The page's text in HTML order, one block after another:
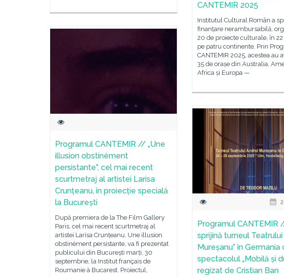
CANTEMIR 2025
Institutul Cultural Român a
finanțare nerambursabilă,
20 de proiecte culturale, în
pe patru continente. Prin
CANTEMIR 2025, acestea au
35 de orașe din Australia,
Africa și Europa —
Programul CANTEMIR // „Une
illusion obstinément
persistante”, cel mai recent
scurtmetraj al artistei Larisa
Crunțeanu, în proiecție specială
la București
După premiera de la The Film Gallery
Paris, cel mai recent scurtmetraj al
artistei Larisa Crunțeanu, Une illusion
obstinément persistante, va fi prezentat
publicului din București marți, 30
septembrie, la Institut français de
Roumanie à Bucarest. Proiectul,
Programul CANTEMIR
sprijină turneul Teatrului
Mureșanu” în Germania
spectacolul „Mobilă și
regizat de Cristian Ban